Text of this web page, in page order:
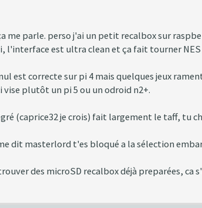
me parle. perso j'ai un petit recalbox sur
l'interface est ultra clean et ça fait tourner NES
est correcte sur pi 4 mais quelques jeux
plutôt un pi 5 ou un odroid n2+.
(caprice32 je crois) fait largement le taff, tu
dit masterlord t'es bloqué a la sélection
des microSD recalbox déjà preparées,